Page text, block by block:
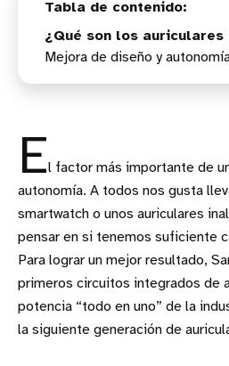
¿Qué son los auriculares
Mejora de diseño y
El factor más importante de
autonomía. A todos nos gusta
smartwatch o unos auriculares
pensar en si tenemos suficiente
Para lograr un mejor resultado,
primeros circuitos integrados de
potencia “todo en uno” de la
la siguiente generación de